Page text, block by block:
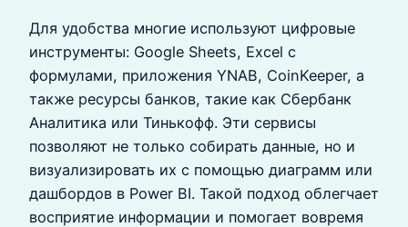
Для удобства многие используют цифровые
инструменты: Google Sheets, Excel с
формулами, приложения YNAB, CoinKeeper, а
также ресурсы банков, такие как Сбербанк
Аналитика или Тинькофф. Эти сервисы
позволяют не только собирать данные, но и
визуализировать их с помощью диаграмм или
дашбордов в Power BI. Такой подход облегчает
восприятие информации и помогает вовремя